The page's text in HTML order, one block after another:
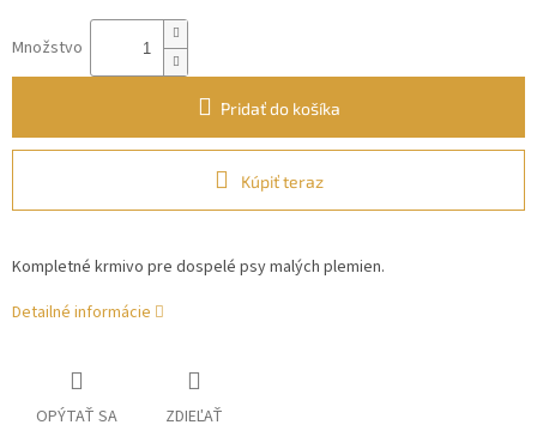
Množstvo
Pridať do košíka
Kúpiť teraz
Kompletné krmivo pre dospelé psy malých plemien.
Detailné informácie
OPÝTAŤ SA ZDIEĽAŤ